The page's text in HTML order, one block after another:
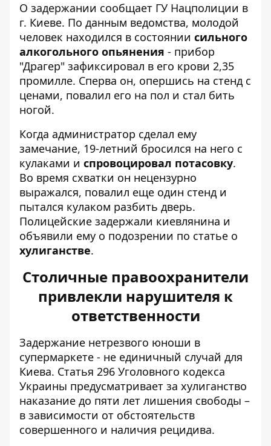
О задержании сообщает ГУ Нацполиции в
г. Киеве. По данным ведомства, молодой
человек находился в состоянии сильного
алкогольного опьянения - прибор
"Драгер" зафиксировал в его крови 2,35
промилле. Сперва он, опершись на стенд с
ценами, повалил его на пол и стал бить
ногой.
Когда администратор сделал ему
замечание, 19-летний бросился на него с
кулаками и спровоцировал потасовку.
Во время схватки он нецензурно
выражался, повалил еще один стенд и
пытался кулаком разбить дверь.
Полицейские задержали киевлянина и
объявили ему о подозрении по статье о
хулиганстве.
Столичные правоохранители
привлекли нарушителя к
ответственности
Задержание нетрезвого юноши в
супермаркете - не единичный случай для
Киева. Статья 296 Уголовного кодекса
Украины предусматривает за хулиганство
наказание до пяти лет лишения свободы –
в зависимости от обстоятельств
совершенного и наличия рецидива.